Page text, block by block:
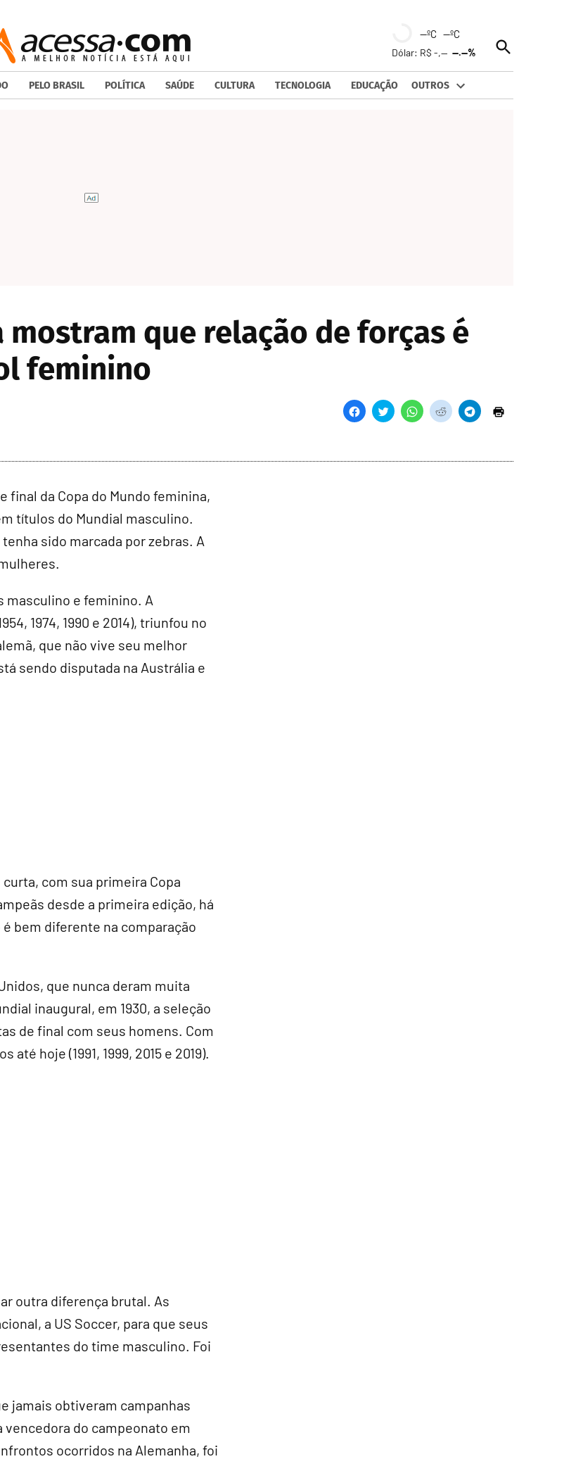
--ºC --ºC
Dólar: R$ -,----.--%
Open
Search
PELO BRASIL POLÍTICA SAÚDE CULTURA TECNOLOGIA EDUCAÇÃO OUTROS
mostram que relação de forças é
feminino
final da Copa do Mundo feminina,
títulos do Mundial masculino.
sido marcada por zebras. A
masculino e feminino. A
1974, 1990 e 2014), triunfou no
que não vive seu melhor
sendo disputada na Austrália e
com sua primeira Copa
desde a primeira edição, há
bem diferente na comparação
que nunca deram muita
inaugural, em 1930, a seleção
de final com seus homens. Com
hoje (1991, 1999, 2015 e 2019).
outra diferença brutal. As
a US Soccer, para que seus
do time masculino. Foi
jamais obtiveram campanhas
vencedora do campeonato em
ocorridos na Alemanha, foi